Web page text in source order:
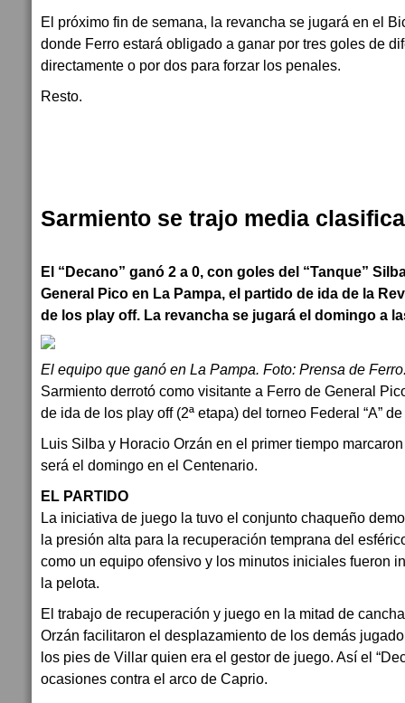
El próximo fin de semana, la revancha se jugará en el
donde Ferro estará obligado a ganar por tres goles de
directamente o por dos para forzar los penales.
Resto.
Sarmiento se trajo media
El “Decano” ganó 2 a 0, con goles del “Tanque”
General Pico en La Pampa, el partido de ida de la
de los play off. La revancha se jugará el domingo a
El equipo que ganó en La Pampa. Foto: Prensa de
Sarmiento derrotó como visitante a Ferro de General
de ida de los play off (2ª etapa) del torneo Federal “A”
Luis Silba y Horacio Orzán en el primer tiempo
será el domingo en el Centenario.
EL PARTIDO
La iniciativa de juego la tuvo el conjunto chaqueño
la presión alta para la recuperación temprana del
como un equipo ofensivo y los minutos iniciales fueron
la pelota.
El trabajo de recuperación y juego en la mitad de
Orzán facilitaron el desplazamiento de los demás
los pies de Villar quien era el gestor de juego. Así el
ocasiones contra el arco de Caprio.